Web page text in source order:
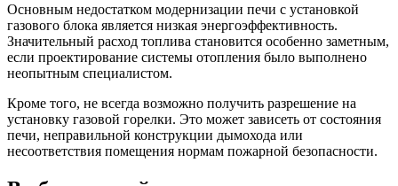
Основным недостатком модернизации печи с установкой
газового блока является низкая энергоэффективность.
Значительный расход топлива становится особенно заметным,
если проектирование системы отопления было выполнено
неопытным специалистом.
Кроме того, не всегда возможно получить разрешение на
установку газовой горелки. Это может зависеть от состояния
печи, неправильной конструкции дымохода или
несоответствия помещения нормам пожарной безопасности.